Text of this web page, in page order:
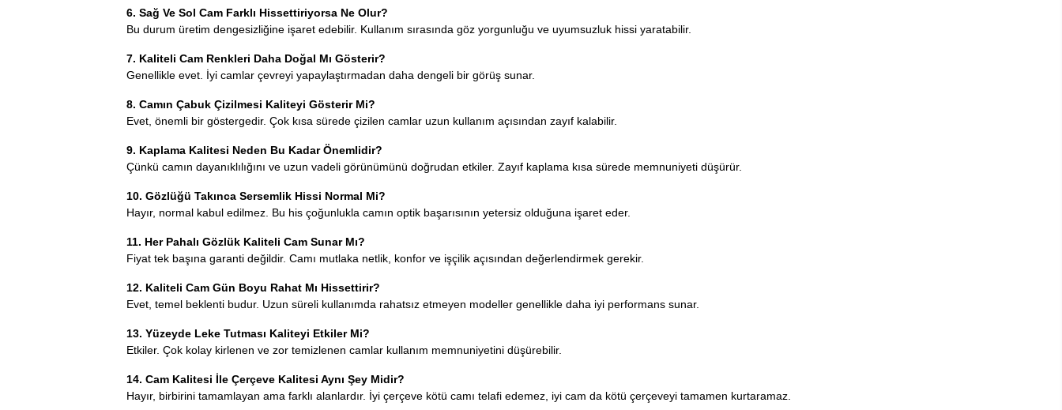
6. Sağ Ve Sol Cam Farklı Hissettiriyorsa Ne Olur?
Bu durum üretim dengesizliğine işaret edebilir. Kullanım sırasında göz yorgunluğu ve uyumsuzluk hissi yaratabilir.
7. Kaliteli Cam Renkleri Daha Doğal Mı Gösterir?
Genellikle evet. İyi camlar çevreyi yapaylaştırmadan daha dengeli bir görüş sunar.
8. Camın Çabuk Çizilmesi Kaliteyi Gösterir Mi?
Evet, önemli bir göstergedir. Çok kısa sürede çizilen camlar uzun kullanım açısından zayıf kalabilir.
9. Kaplama Kalitesi Neden Bu Kadar Önemlidir?
Çünkü camın dayanıklılığını ve uzun vadeli görünümünü doğrudan etkiler. Zayıf kaplama kısa sürede memnuniyeti düşürür.
10. Gözlüğü Takınca Sersemlik Hissi Normal Mi?
Hayır, normal kabul edilmez. Bu his çoğunlukla camın optik başarısının yetersiz olduğuna işaret eder.
11. Her Pahalı Gözlük Kaliteli Cam Sunar Mı?
Fiyat tek başına garanti değildir. Camı mutlaka netlik, konfor ve işçilik açısından değerlendirmek gerekir.
12. Kaliteli Cam Gün Boyu Rahat Mı Hissettirir?
Evet, temel beklenti budur. Uzun süreli kullanımda rahatsız etmeyen modeller genellikle daha iyi performans sunar.
13. Yüzeyde Leke Tutması Kaliteyi Etkiler Mi?
Etkiler. Çok kolay kirlenen ve zor temizlenen camlar kullanım memnuniyetini düşürebilir.
14. Cam Kalitesi İle Çerçeve Kalitesi Aynı Şey Midir?
Hayır, birbirini tamamlayan ama farklı alanlardır. İyi çerçeve kötü camı telafi edemez, iyi cam da kötü çerçeveyi tamamen kurtaramaz.